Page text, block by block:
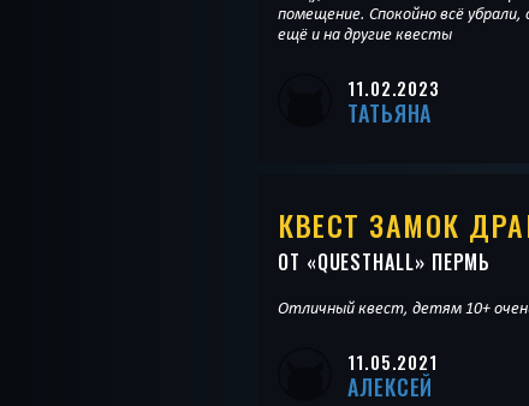
помещение. Спокойно всё
ещё и на другие квесты
11.02.2023
ТАТЬЯНА
КВЕСТ ЗАМОК
ОТ «QUESTHALL» ПЕРМЬ
Отличный квест, детям 10+
11.05.2021
АЛЕКСЕЙ